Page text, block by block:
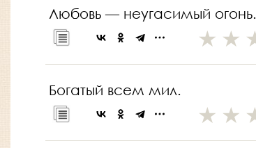
Любовь — неугасимый огонь.
Богатый всем мил.